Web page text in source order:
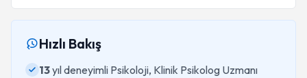
Hızlı Bakış
13yıl deneyimli Psikoloji, Klinik Psikolog Uzmanı